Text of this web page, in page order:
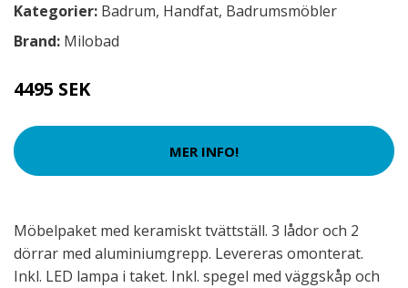
Kategorier: Badrum, Handfat, Badrumsmöbler
Brand: Milobad
4495 SEK
MER INFO!
Möbelpaket med keramiskt tvättställ. 3 lådor och 2
dörrar med aluminiumgrepp. Levereras omonterat.
Inkl. LED lampa i taket. Inkl. spegel med väggskåp och